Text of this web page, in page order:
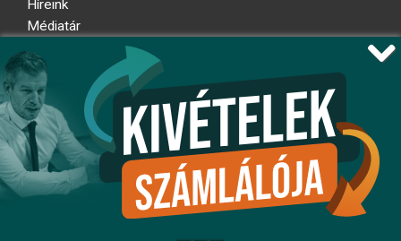
Híreink
Médiatár
Adatkezelési nyilatkozat
Átláthatósági nyilatkozat
Ugrás az oldal tetejére
Kövessen minket!
x